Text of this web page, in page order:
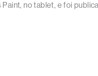
no tablet, e foi